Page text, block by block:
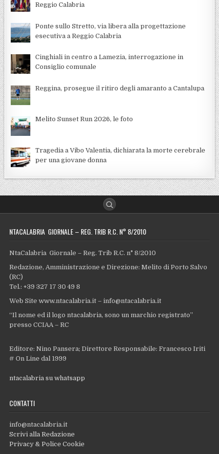
Reggio Calabria
Ponte sullo Stretto, via libera alla progettazione
esecutiva a Reggio Calabria
Cinghiali in centro a Lamezia, interrogazione in
Consiglio comunale
Reggina, prosegue il ritiro degli amaranto a Cantalupa
Melito Sunset Run 2026, le foto
Tragedia a Vibo Valentia, dichiarata la morte cerebrale
per una giovane donna
NTACALABRIA GIORNALE – REG. TRIB R.C. N° 8/2010
NtaCalabria Giornale – Reg. Trib R.C. n° 8/2010
Redazione, Amministrazione e Direzione: Melito di Porto Salvo
(RC)
Tel.: +39 327 17 30 49 8
Web Site www.ntacalabria.it – info@ntacalabria.it
“Il nome ed il logo ntacalabria, sono un marchio registrato”
presso CCIAA – RC
Editore: Nino Pansera; Direttore Responsabile: Francesco Iriti
# On Line dal 1999
ntacalabria su whatsapp
CONTATTI
info@ntacalabria.it
Scrivi alla Redazione
Privacy & Police Cookie